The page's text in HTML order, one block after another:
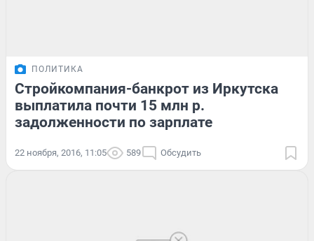
ПОЛИТИКА
Стройкомпания-банкрот из Иркутска
выплатила почти 15 млн р.
задолженности по зарплате
22 ноября, 2016, 11:05 589 Обсудить